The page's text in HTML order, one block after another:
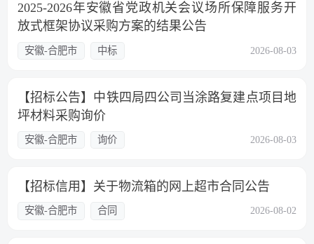
2025-2026年安徽省党政机关会议场所保障服务开
放式框架协议采购方案的结果公告
安徽-合肥市 中标 2026-08-03
【招标公告】中铁四局四公司当涂路复建点项目地
坪材料采购询价
安徽-合肥市 询价 2026-08-03
【招标信用】关于物流箱的网上超市合同公告
安徽-合肥市 合同 2026-08-02